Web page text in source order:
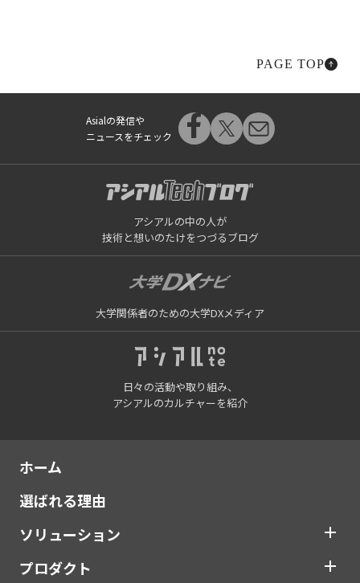
PAGE TOP
Asialの発信や
ニュースをチェック
アシアルの中の人が
技術と想いのたけをつづるブログ
大学関係者のための大学DXメディア
日々の活動や取り組み、
アシアルのカルチャーを紹介
ホーム
選ばれる理由
ソリューション
プロダクト